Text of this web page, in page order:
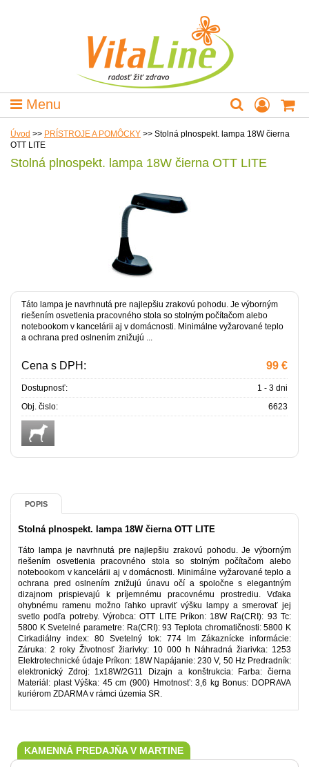
Menu
Úvod >> PRÍSTROJE A POMÔCKY >> Stolná plnospekt. lampa 18W čierna
OTT LITE
Stolná plnospekt. lampa 18W čierna OTT LITE
Táto lampa je navrhnutá pre najlepšiu zrakovú pohodu. Je výborným
riešením osvetlenia pracovného stola so stolným počítačom alebo
notebookom v kancelárii aj v domácnosti. Minimálne vyžarované teplo
a ochrana pred oslnením znižujú ...
Cena s DPH: 99 €
Dostupnosť:
1 - 3 dni
Obj. čislo:
6623
POPIS
Stolná plnospekt. lampa 18W čierna OTT LITE
Táto lampa je navrhnutá pre najlepšiu zrakovú pohodu. Je výborným
riešením osvetlenia pracovného stola so stolným počítačom alebo
notebookom v kancelárii aj v domácnosti. Minimálne vyžarované teplo a
ochrana pred oslnením znižujú únavu očí a spoločne s elegantným
dizajnom prispievajú k príjemnému pracovnému prostrediu. Vďaka
ohybnému ramenu možno ľahko upraviť výšku lampy a smerovať jej
svetlo podľa potreby. Výrobca: OTT LITE Príkon: 18W Ra(CRI): 93 Tc:
5800 K Svetelné parametre: Ra(CRI): 93 Teplota chromatičnosti: 5800 K
Cirkadiálny index: 80 Svetelný tok: 774 lm Zákaznícke informácie:
Záruka: 2 roky Životnosť žiarivky: 10 000 h Náhradná žiarivka: 1253
Elektrotechnické údaje Príkon: 18W Napájanie: 230 V, 50 Hz Predradník:
elektronický Zdroj: 1x18W/2G11 Dizajn a konštrukcia: Farba: čierna
Materiál: plast Výška: 45 cm (900) Hmotnosť: 3,6 kg Bonus: DOPRAVA
kuriérom ZDARMA v rámci územia SR.
KAMENNÁ PREDAJŇA V MARTINE